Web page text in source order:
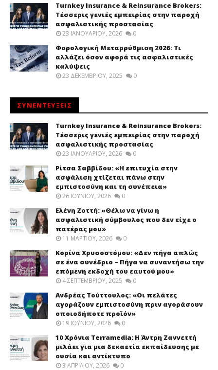
Turnkey Insurance & Reinsurance Brokers:
Τέσσερις γενιές εμπειρίας στην παροχή
ασφαλιστικής προστασίας
23 ΙΑΝΟΥΑΡΊΟΥ, 2026 0
Φορολογική Μεταρρύθμιση 2026: Τι
αλλάζει όσον αφορά τις ασφαλιστικές
καλύψεις
23 ΔΕΚΕΜΒΡΊΟΥ, 2025 0
ΣΥΝΕΝΤΕΥΞΕΙΣ
Turnkey Insurance & Reinsurance Brokers:
Τέσσερις γενιές εμπειρίας στην παροχή
ασφαλιστικής προστασίας
23 ΙΑΝΟΥΑΡΊΟΥ, 2026 0
Ρίτσα Σαββίδου: «Η επιτυχία στην
ασφάλιση χτίζεται πάνω στην
εμπιστοσύνη και τη συνέπεια»
26 ΙΟΥΝΊΟΥ, 2026 0
Ελένη Ζοττή: «Θέλω να γίνω η
ασφαλιστική σύμβουλος που δεν είχε ο
πατέρας μου»
11 ΜΑΡΤΊΟΥ, 2026 0
Κορίνα Χρυσοστόμου: «Δεν πήγα απλώς
σε ένα συνέδριο – Πήγα να συναντήσω την
επόμενη εκδοχή του εαυτού μου»
4 ΣΕΠΤΕΜΒΡΊΟΥ, 2025 0
Ανδρέας Τούττουλος: «Οι πελάτες
αγοράζουν εμπιστοσύνη πριν αγοράσουν
οποιοδήποτε προϊόν»
19 ΙΟΥΝΊΟΥ, 2026 0
10 Χρόνια Terramedia: Η Άντρη Ζαννεττή
μιλάει για μια δεκαετία εκπαίδευσης με
ουσία και αντίκτυπο
3 ΑΠΡΙΛΊΟΥ, 2026 0